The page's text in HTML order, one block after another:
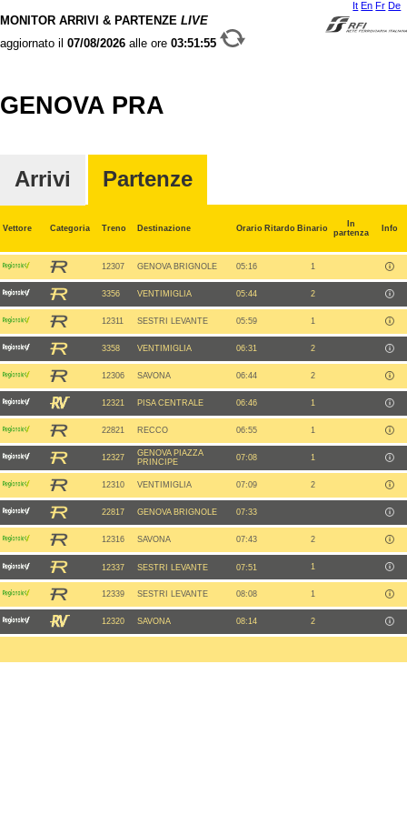
It En Fr De
MONITOR ARRIVI & PARTENZE LIVE
aggiornato il 07/08/2026 alle ore 03:51:55
GENOVA PRA
Arrivi Partenze
Vettore Categoria Treno Destinazione Orario Ritardo Binario
In
partenza
Info
12307 GENOVA BRIGNOLE 05:16 1
3356 VENTIMIGLIA 05:44 2
12311 SESTRI LEVANTE 05:59 1
3358 VENTIMIGLIA 06:31 2
12306 SAVONA 06:44 2
12321 PISA CENTRALE 06:46 1
22821 RECCO 06:55 1
12327
GENOVA PIAZZA
PRINCIPE
07:08 1
12310 VENTIMIGLIA 07:09 2
22817 GENOVA BRIGNOLE 07:33
12316 SAVONA 07:43 2
12337 SESTRI LEVANTE 07:51 1
12339 SESTRI LEVANTE 08:08 1
12320 SAVONA 08:14 2